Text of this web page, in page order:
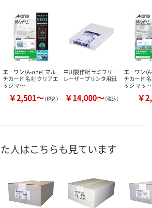
エーワン（A-one） マル
チカード 名刺 クリアエ
ッジ マ…
￥2,501～（税込）
中川製作所 ラミフリー
レーザープリンタ用紙
￥14,000～（税込）
エーワン（
チカード
ッジ マッ…
￥
人はこちらも見ています